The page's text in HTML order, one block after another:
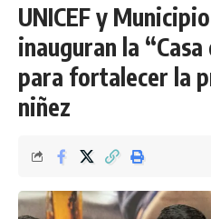
UNICEF y
inauguran la
para fortalecer la
niñez